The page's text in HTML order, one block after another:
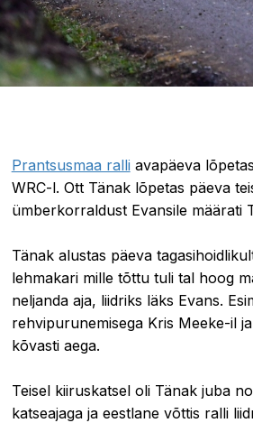
Prantsusmaa ralli avapäeva
WRC-l. Ott Tänak lõpetas päeva
ümberkorraldust Evansile määrati
Tänak alustas päeva
lehmakari mille tõttu tuli tal hoog
neljanda aja, liidriks läks Evans.
rehvipurunemisega Kris Meeke-il
kõvasti aega.
Teisel kiiruskatsel oli Tänak juba
katseajaga ja eestlane võttis ralli